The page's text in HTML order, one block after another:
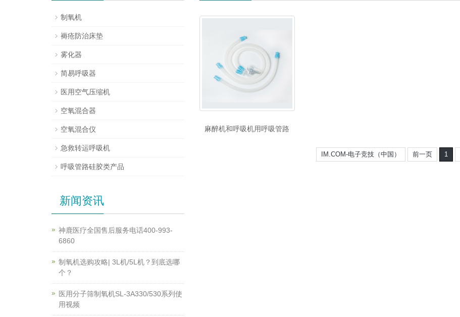
麻醉机和呼吸机用呼吸管路
IM.COM-电子竞技（中国） 前一页 1
制氧机
褥疮防治床垫
雾化器
简易呼吸器
医用空气压缩机
空氧混合器
空氧混合仪
急救转运呼吸机
呼吸管路硅胶类产品
新闻资讯
神鹿医疗全国售后服务电话400-993-
6860
制氧机选购攻略| 3L机/5L机？到底选哪
个？
医用分子筛制氧机SL-3A330/530系列使
用视频